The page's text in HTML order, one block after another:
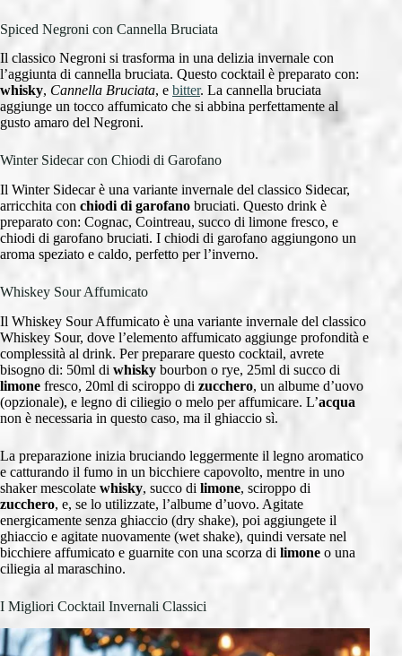
Spiced Negroni con Cannella Bruciata
Il classico Negroni si trasforma in una delizia invernale con
l’aggiunta di cannella bruciata. Questo cocktail è preparato con:
whisky, Cannella Bruciata, e bitter. La cannella bruciata
aggiunge un tocco affumicato che si abbina perfettamente al
gusto amaro del Negroni.
Winter Sidecar con Chiodi di Garofano
Il Winter Sidecar è una variante invernale del classico Sidecar,
arricchita con chiodi di garofano bruciati. Questo drink è
preparato con: Cognac, Cointreau, succo di limone fresco, e
chiodi di garofano bruciati. I chiodi di garofano aggiungono un
aroma speziato e caldo, perfetto per l’inverno.
Whiskey Sour Affumicato
Il Whiskey Sour Affumicato è una variante invernale del classico
Whiskey Sour, dove l’elemento affumicato aggiunge profondità e
complessità al drink. Per preparare questo cocktail, avrete
bisogno di: 50ml di whisky bourbon o rye, 25ml di succo di
limone fresco, 20ml di sciroppo di zucchero, un albume d’uovo
(opzionale), e legno di ciliegio o melo per affumicare. L’acqua
non è necessaria in questo caso, ma il ghiaccio sì.
La preparazione inizia bruciando leggermente il legno aromatico
e catturando il fumo in un bicchiere capovolto, mentre in uno
shaker mescolate whisky, succo di limone, sciroppo di
zucchero, e, se lo utilizzate, l’albume d’uovo. Agitate
energicamente senza ghiaccio (dry shake), poi aggiungete il
ghiaccio e agitate nuovamente (wet shake), quindi versate nel
bicchiere affumicato e guarnite con una scorza di limone o una
ciliegia al maraschino.
I Migliori Cocktail Invernali Classici